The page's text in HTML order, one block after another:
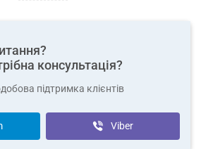
консультація?
підтримка клієнтів
Viber